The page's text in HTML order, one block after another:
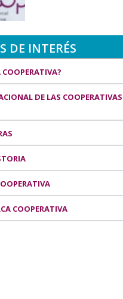
DE INTERÉS
DE LAS
COOPERATIVA